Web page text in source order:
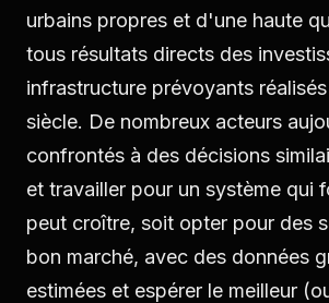
urbains propres et d'une haute
tous résultats directs des
infrastructure prévoyants
siècle. De nombreux acteurs
confrontés à des décisions
et travailler pour un système qui
peut croître, soit opter pour des
bon marché, avec des données
estimées et espérer le meilleur